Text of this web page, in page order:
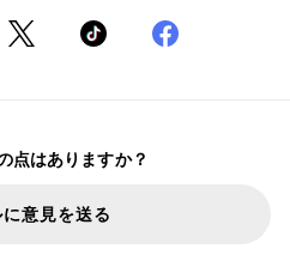
点はありますか？
意見を送る